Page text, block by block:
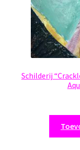
Schilderij